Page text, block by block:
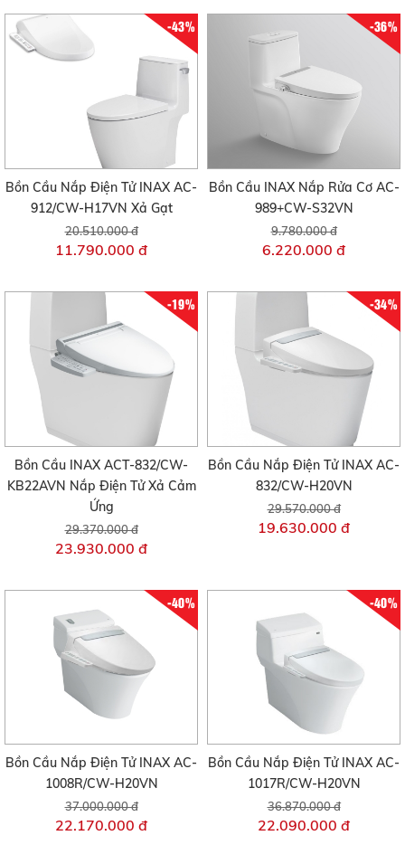
-43%
Bồn Cầu Nắp Điện Tử INAX AC-
912/CW-H17VN Xả Gạt
20.510.000 đ
11.790.000 đ
-36%
Bồn Cầu INAX Nắp Rửa Cơ AC-
989+CW-S32VN
9.780.000 đ
6.220.000 đ
-19%
Bồn Cầu INAX ACT-832/CW-
KB22AVN Nắp Điện Tử Xả Cảm
Ứng
29.370.000 đ
23.930.000 đ
-34%
Bồn Cầu Nắp Điện Tử INAX AC-
832/CW-H20VN
29.570.000 đ
19.630.000 đ
-40%
Bồn Cầu Nắp Điện Tử INAX AC-
1008R/CW-H20VN
37.000.000 đ
22.170.000 đ
-40%
Bồn Cầu Nắp Điện Tử INAX AC-
1017R/CW-H20VN
36.870.000 đ
22.090.000 đ